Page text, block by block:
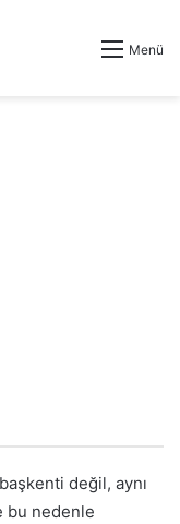
Menü
değil, aynı
bu nedenle